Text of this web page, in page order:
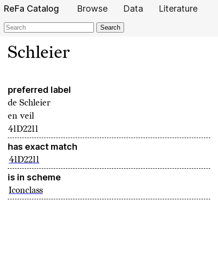
ReFa Catalog Browse Data Literature
Search
Schleier
preferred label
de Schleier
en veil
41D2211
has exact match
41D2211
is in scheme
Iconclass